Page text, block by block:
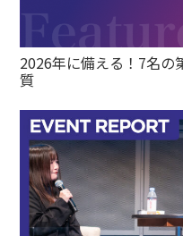
2026年に備える！7名の
質